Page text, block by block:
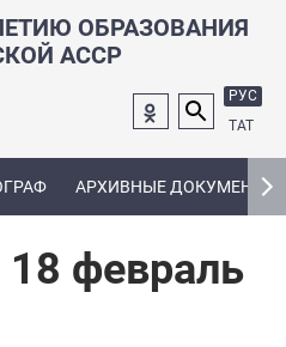
ОБРАЗОВАНИЯ
АССР
РУС
ТАТ
АРХИВНЫЕ ДОКУМЕНТЫ
18 февраль